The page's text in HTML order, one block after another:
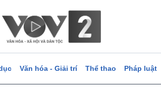
Văn hóa - Giải trí Thể thao Pháp luật